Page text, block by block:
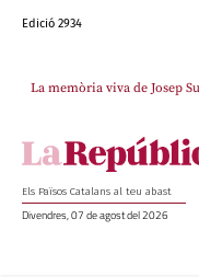
Edició 2934
La memòria viva de Josep
La “dignitat” a mitges de
Els Països Catalans al teu abast
Divendres, 07 de agost del 2026